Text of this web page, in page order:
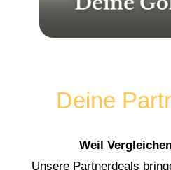
Deine
Weil
Unsere Partnerdeals